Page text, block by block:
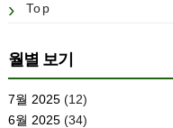
Top
월별 보기
7월 2025(12)
6월 2025(34)